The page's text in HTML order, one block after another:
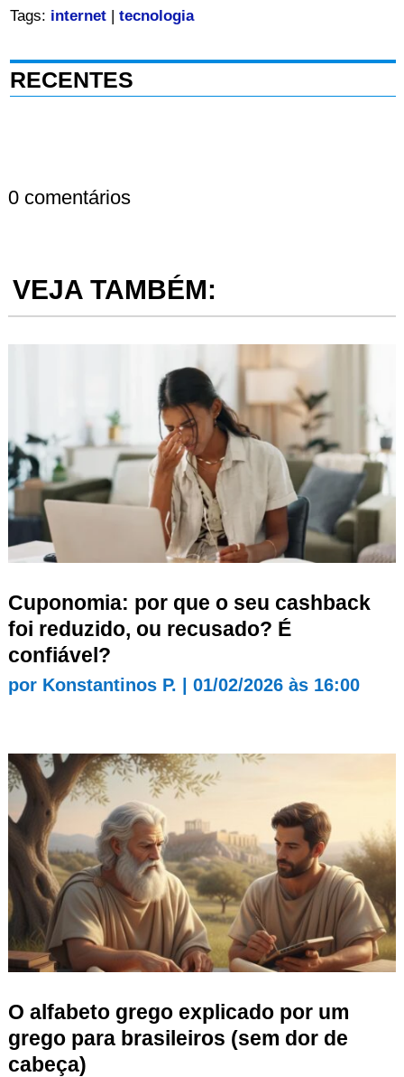
Tags: internet| tecnologia
RECENTES
0 comentários
VEJA TAMBÉM:
Cuponomia: por que o seu cashback
foi reduzido, ou recusado? É
confiável?
por Konstantinos P. 01/02/2026 às 16:00
O alfabeto grego explicado por um
grego para brasileiros (sem dor de
cabeça)